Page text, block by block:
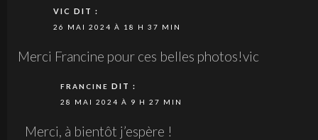
VIC DIT :
26 MAI 2024 À 18 H 37 MIN
Merci Francine pour ces belles photos!vic
FRANCINE DIT :
28 MAI 2024 À 9 H 27 MIN
Merci, à bientôt j’espère !